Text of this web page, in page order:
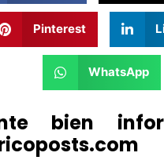
Pinterest
WhatsApp
bien